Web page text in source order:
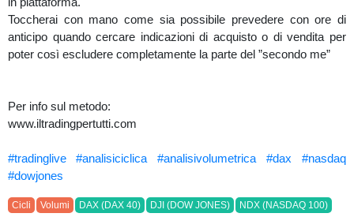
Toccherai con mano come sia possibile prevedere con ore di
anticipo quando cercare indicazioni di acquisto o di vendita per
poter così escludere completamente la parte del ”secondo me”
Per info sul metodo:
www.iltradingpertutti.com
#tradinglive #analisiciclica #analisivolumetrica #dax
#nasdaq
#dowjones
Cicli Volumi DAX (DAX 40) DJI (DOW JONES) NDX (NASDAQ 100)